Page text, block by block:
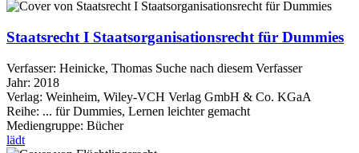
Staatsrecht I Staatsorganisationsrecht für Dummies
Verfasser: Heinicke, Thomas Suche nach diesem Verfasser
Jahr: 2018
Verlag: Weinheim, Wiley-VCH Verlag GmbH & Co. KGaA
Reihe: ... für Dummies, Lernen leichter gemacht
Mediengruppe: Bücher
lädt